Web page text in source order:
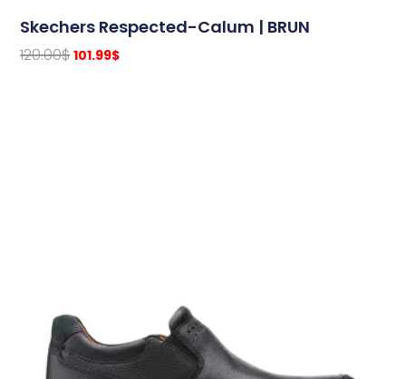
Skechers Respected-Calum | BRUN
120.00$ 101.99$